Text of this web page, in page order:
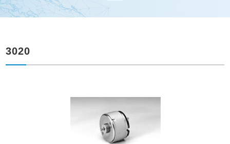
3020